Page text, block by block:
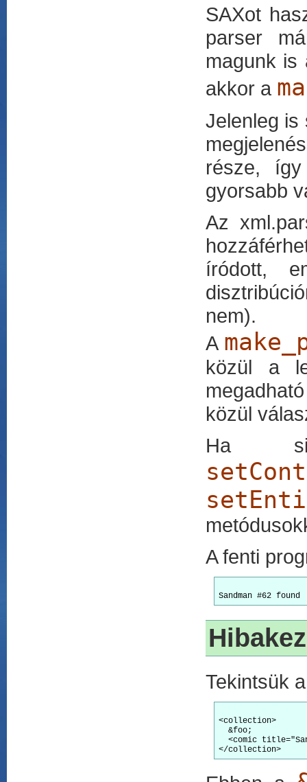
SAXot
parser
magunk is
akkor a
Jelenleg is
része,
gyorsabb
Az
íródott,
nem).
A
közül a
közül
Ha
A fenti
Tekintsük
<collection>
  &foo;
<comic